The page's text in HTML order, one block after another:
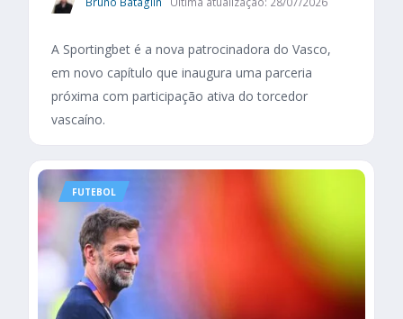
A Sportingbet é a nova patrocinadora do Vasco,
em novo capítulo que inaugura uma parceria
próxima com participação ativa do torcedor
vascaíno.
FUTEBOL